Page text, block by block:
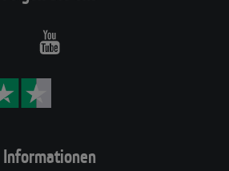
Informationen
Youtube